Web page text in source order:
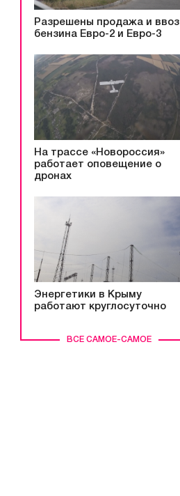
ВСЕ САМОЕ-САМОЕ
Разрешены продажа и ввоз
бензина Евро-2 и Евро-3
На трассе «Новороссия»
работает оповещение о
дронах
Энергетики в Крыму
работают круглосуточно